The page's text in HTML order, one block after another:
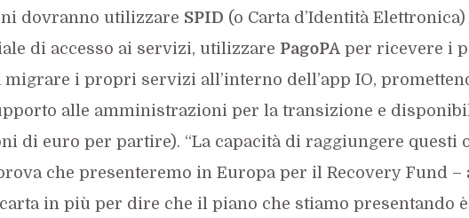
dovranno utilizzare SPID (o Carta d’Identità
di accesso ai servizi, utilizzare PagoPAper ricevere i
migrare i propri servizi all’interno dell’app IO,
alle amministrazioni per la transizione e
di euro per partire). “La capacità di raggiungere questi
che presenteremo in Europa per il Recovery Fund –
in più per dire che il piano che stiamo presentando è